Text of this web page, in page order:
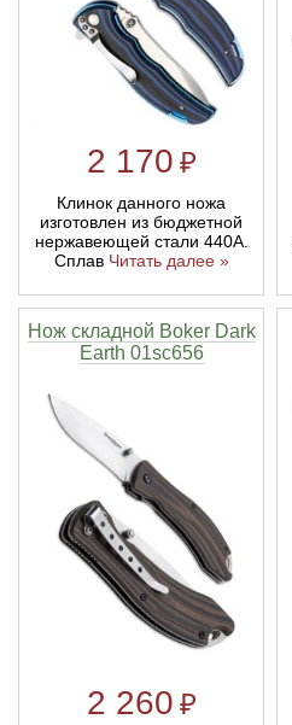
2 170 ₽
Клинок данного ножа
изготовлен из бюджетной
нержавеющей стали 440А.
Сплав Читать далее »
Нож складной Boker Dark
Earth 01sc656
2 260 ₽